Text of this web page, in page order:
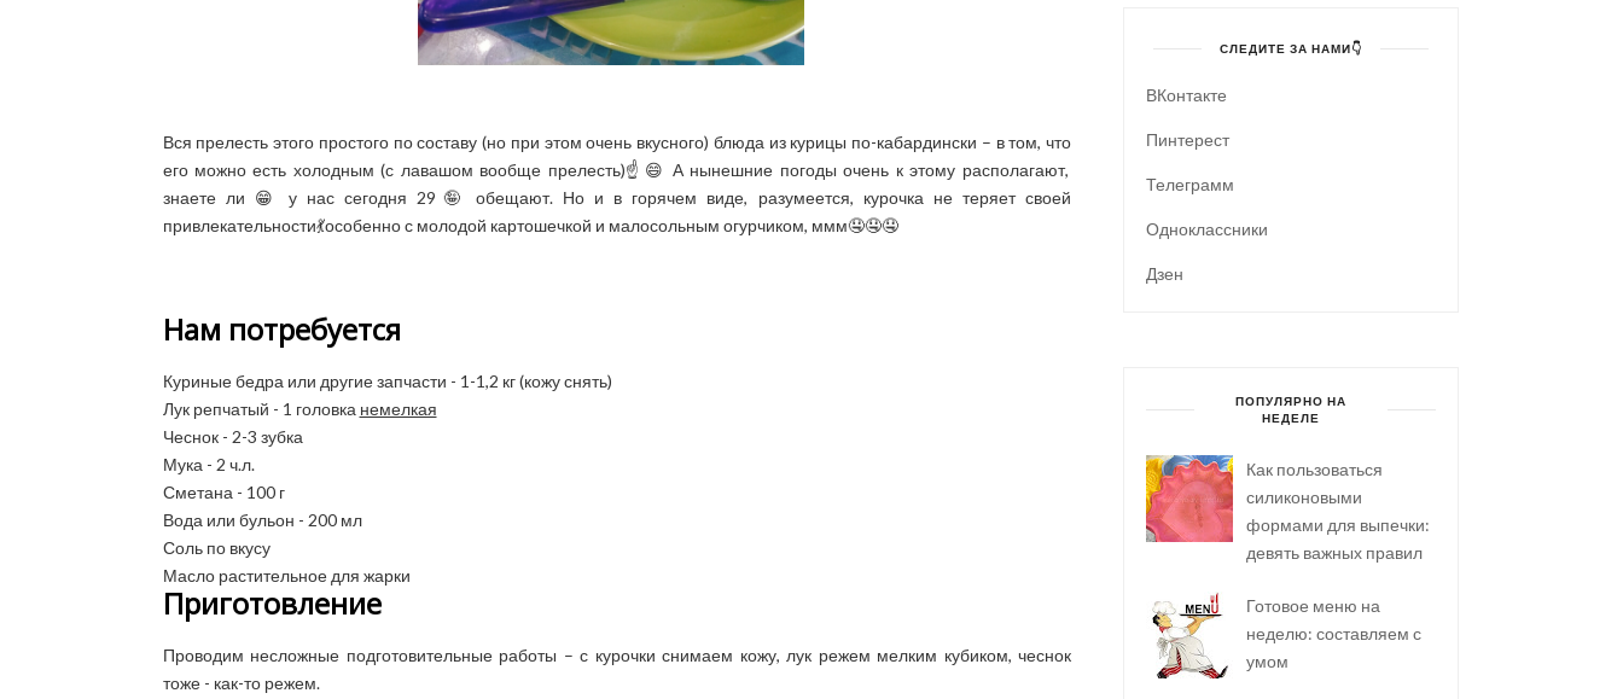
Вся прелесть этого простого по составу (но при этом очень вкусного) блюда из курицы по-кабардински – в том, что
его можно есть холодным (с лавашом вообще прелесть)☝️😄 А нынешние погоды очень к этому располагают,
знаете ли 😁 у нас сегодня 29🤪 обещают. Но и в горячем виде, разумеется, курочка не теряет своей
привлекательности💃особенно с молодой картошечкой и малосольным огурчиком, ммм🤤🤤🤤
Нам потребуется
Куриные бедра или другие запчасти - 1-1,2 кг (кожу снять)
Лук репчатый - 1 головка немелкая
Чеснок - 2-3 зубка
Мука - 2 ч.л.
Сметана - 100 г
Вода или бульон - 200 мл
Соль по вкусу
Масло растительное для жарки
Приготовление
Проводим несложные подготовительные работы – с курочки снимаем кожу, лук режем мелким кубиком, чеснок
тоже - как-то режем.
СЛЕДИТЕ ЗА НАМИ👇
ВКонтакте
Пинтерест
Телеграмм
Одноклассники
Дзен
ПОПУЛЯРНО НА
НЕДЕЛЕ
Как пользоваться
силиконовыми
формами для выпечки:
девять важных правил
Готовое меню на
неделю: составляем с
умом